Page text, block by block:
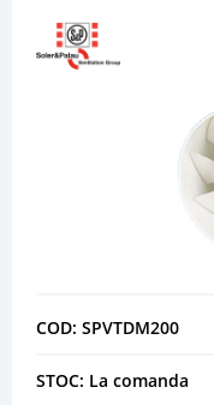
COD: SPVTDM200
STOC: La comanda